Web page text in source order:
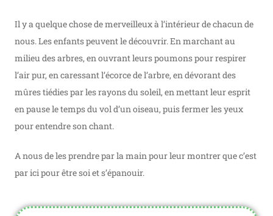
Il y a quelque chose de merveilleux à l’intérieur de chacun de
nous. Les enfants peuvent le découvrir. En marchant au
milieu des arbres, en ouvrant leurs poumons pour respirer
l’air pur, en caressant l’écorce de l’arbre, en dévorant des
mûres tiédies par les rayons du soleil, en mettant leur esprit
en pause le temps du vol d’un oiseau, puis fermer les yeux
pour entendre son chant.
A nous de les prendre par la main pour leur montrer que c’est
par ici pour être soi et s’épanouir.